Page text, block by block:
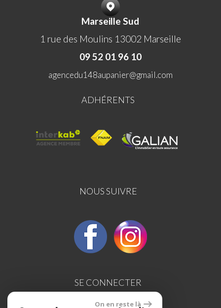
Marseille Sud
1 rue des Moulins 13002 Marseille
09 52 01 96 10
agencedu148aupanier@gmail.com
ADHÉRENTS
NOUS SUIVRE
SE CONNECTER
On en reste là